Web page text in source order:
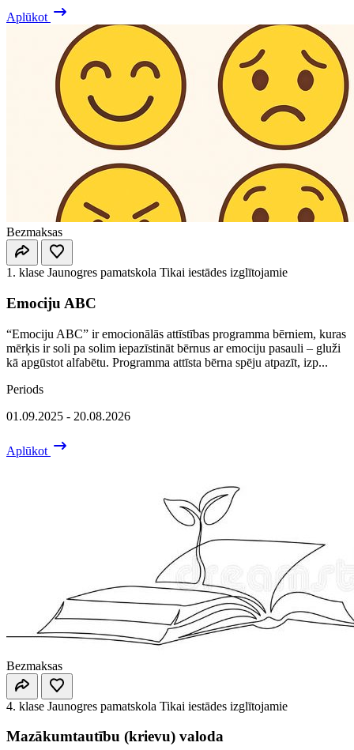
Aplūkot
Bezmaksas
1. klase Jaunogres pamatskola Tikai iestādes izglītojamie
Emociju ABC
“Emociju ABC” ir emocionālās attīstības programma bērniem, kuras
mērķis ir soli pa solim iepazīstināt bērnus ar emociju pasauli – gluži
kā apgūstot alfabētu. Programma attīsta bērna spēju atpazīt, izp...
Periods
01.09.2025 - 20.08.2026
Aplūkot
Bezmaksas
4. klase Jaunogres pamatskola Tikai iestādes izglītojamie
Mazākumtautību (krievu) valoda